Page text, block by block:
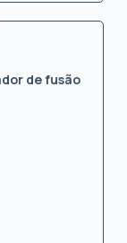
de fusão